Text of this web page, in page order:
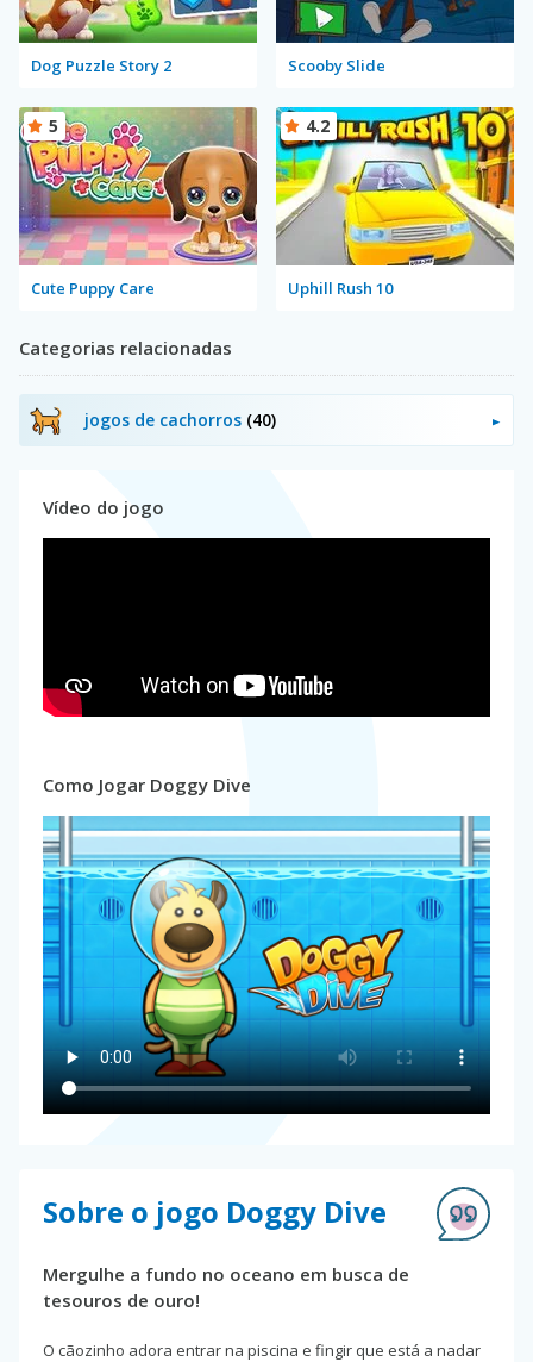
Dog Puzzle Story 2 Scooby Slide
Cute Puppy Care
5
Uphill Rush 10
4.2
Categorias relacionadas
jogos de cachorros (40)
Vídeo do jogo
Como Jogar Doggy Dive
Sobre o jogo Doggy Dive
Mergulhe a fundo no oceano em busca de
tesouros de ouro!
O cãozinho adora entrar na piscina e fingir que está a nadar